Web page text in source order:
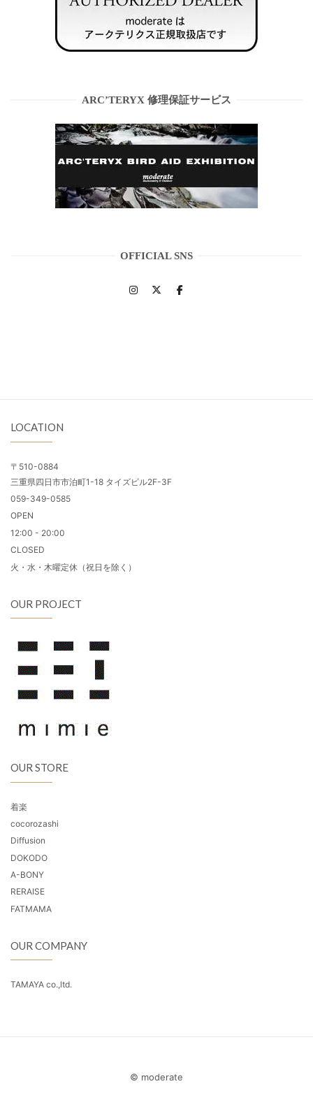
ARC’TERYX 修理保証サービス
OFFICIAL SNS
LOCATION
〒510-0884
三重県四日市市泊町1-18 タイズビル2F-3F
059-349-0585
OPEN
12:00 - 20:00
CLOSED
火・水・木曜定休（祝日を除く）
OUR PROJECT
OUR STORE
着楽
cocorozashi
Diffusion
DOKODO
A-BONY
RERAISE
FATMAMA
OUR COMPANY
TAMAYA co.,ltd.
© moderate